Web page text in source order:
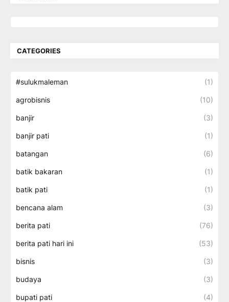
CATEGORIES
#sulukmaleman (1)
agrobisnis (10)
banjir (3)
banjir pati (1)
batangan (6)
batik bakaran (1)
batik pati (1)
bencana alam (3)
berita pati (76)
berita pati hari ini (53)
bisnis (3)
budaya (3)
bupati pati (4)